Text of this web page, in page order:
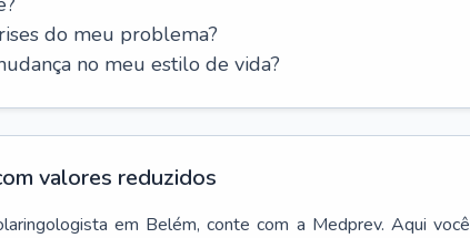
do meu problema?
no meu estilo de vida?
valores reduzidos
em Belém, conte com a Medprev. Aqui você